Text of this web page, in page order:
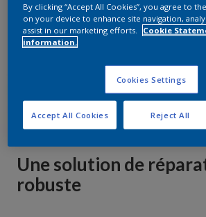
Une solution de
robuste
By clicking “Accept All Cookies”, you agree to
on your device to enhance site navigation,
assist in our marketing efforts.
Cookie
information.
Cookies Settings
Reject All
Accept All Cookies